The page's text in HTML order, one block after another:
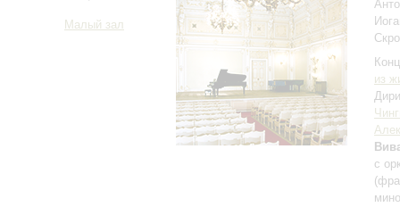
Малый зал
из
с